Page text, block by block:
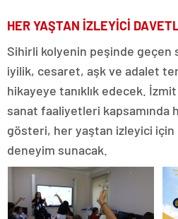
HER YAŞTAN İZLEYİCİ
Sihirli kolyenin peşinde
iyilik, cesaret, aşk ve adalet
hikayeye tanıklık edecek.
sanat faaliyetleri kapsamında
gösteri, her yaştan izleyici
deneyim sunacak.